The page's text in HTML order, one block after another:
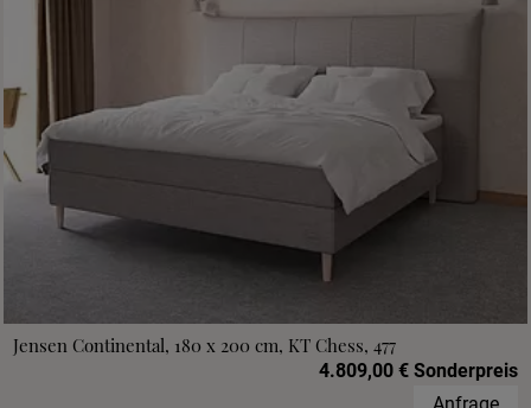
Jensen Continental, 180 x 200 cm, KT Chess, 477
4.809,00 € Sonderpreis